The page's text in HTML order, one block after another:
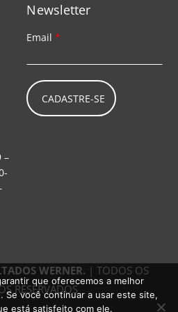
–
Newsletter
Email*
CADASTRE-SE
WERNER. | TODOS OS
RESERVADOS
que oferecemos a melhor
Se você continuar a usar este site,
está satisfeito com ele.